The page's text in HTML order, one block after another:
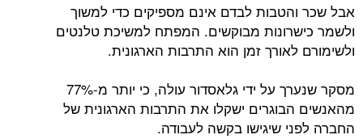
אבל שכר והטבות לבדם אינם מספיקים כדי למשוך
ולשמר כישרונות מבוקשים. המפתח למשיכת טלנטים
ולשימורם לאורך זמן הוא התרבות הארגונית.
מסקר שנערך על ידי גלאסדור עולה, כי יותר מ-77%
מהאנשים הבוגרים ישקלו את התרבות הארגונית של
החברה לפני שיגישו בקשה לעבודה.